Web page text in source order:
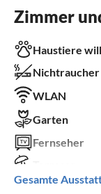
Zimmer
Haustiere
Nichtraucher
WLAN
Garten
Fernseher
Spülmaschine
Gesamte